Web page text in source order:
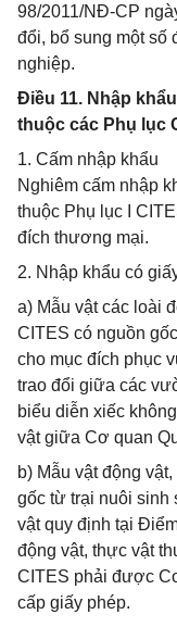
98/2011/NĐ-CP
đổi, bổ sung một số
nghiệp.
Điều 11. Nhập
thuộc các Phụ lục
1. Cấm nhập khẩu
Nghiêm cấm nhập
thuộc Phụ lục I
đích thương mại.
2. Nhập khẩu có
a) Mẫu vật các loài
CITES có nguồn
cho mục đích phục
trao đổi giữa các
biểu diễn xiếc
vật giữa Cơ quan
b) Mẫu vật động
gốc từ trại nuôi sinh
vật quy định tại
động vật, thực vật
CITES phải được
cấp giấy phép.